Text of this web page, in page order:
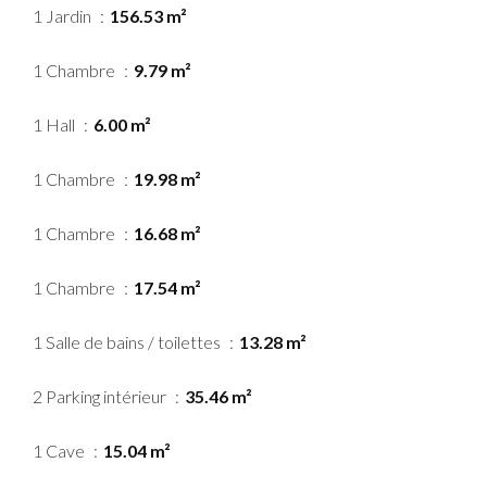
1 Jardin 156.53 m²
1 Chambre 9.79 m²
1 Hall 6.00 m²
1 Chambre 19.98 m²
1 Chambre 16.68 m²
1 Chambre 17.54 m²
1 Salle de bains / toilettes 13.28 m²
2 Parking intérieur 35.46 m²
1 Cave 15.04 m²